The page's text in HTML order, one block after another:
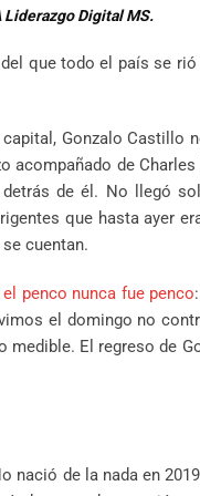
Digital MS.
que todo el país se
Gonzalo Castillo
acompañado de
de él. No llegó
que hasta ayer
cuentan.
penco nunca fue penco
el domingo no
El regreso de
nació de la nada en